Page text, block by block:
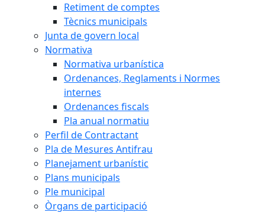
Retiment de comptes
Tècnics municipals
Junta de govern local
Normativa
Normativa urbanística
Ordenances, Reglaments i Normes
internes
Ordenances fiscals
Pla anual normatiu
Perfil de Contractant
Pla de Mesures Antifrau
Planejament urbanístic
Plans municipals
Ple municipal
Òrgans de participació